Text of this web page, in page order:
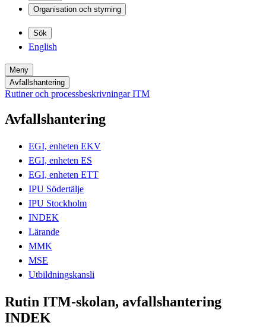
Organisation och styrning
Sök
English
Meny
Avfallshantering
Rutiner och processbeskrivningar ITM
Avfallshantering
EGI, enheten EKV
EGI, enheten ES
EGI, enheten ETT
IPU Södertälje
IPU Stockholm
INDEK
Lärande
MMK
MSE
Utbildningskansli
Rutin ITM-skolan, avfallshantering
INDEK